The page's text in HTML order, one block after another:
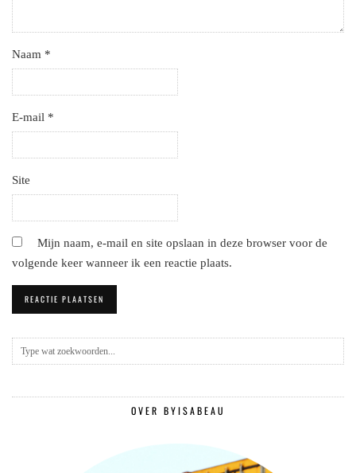
Naam *
E-mail *
Site
Mijn naam, e-mail en site opslaan in deze browser voor de
volgende keer wanneer ik een reactie plaats.
OVER BYISABEAU